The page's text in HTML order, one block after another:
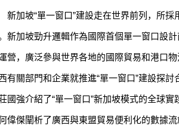
加坡“單一窗口”建設走在世界前列，所採
新加坡勁升邏輯作為國際首個單一窗口設
營，廣泛參與世界各地的國際貿易和港口
有關部門和企業就推進“單一窗口”建設探
國強介紹了“單一窗口”新加坡模式的全球
偉傑闡析了廣西與東盟貿易便利化的數據